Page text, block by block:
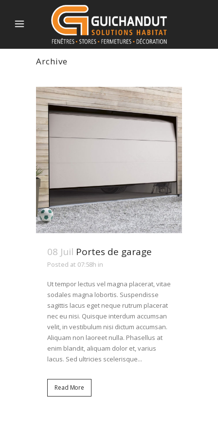
Archive
08 Juil Portes de garage
Posted at 07:58h in
Ut tempor lectus vel magna placerat, vitae
sodales magna lobortis. Suspendisse
sagittis lacus eget neque rutrum placerat
nec eu nisi. Quisque interdum accumsan
velit, in vestibulum nisi dictum accumsan.
Aliquam non laoreet nulla. Phasellus at
enim blandit, aliquam dolor et, varius
lacus. Sed ultricies scelerisque...
Read More